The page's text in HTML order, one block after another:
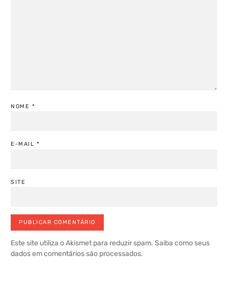
NOME *
E-MAIL *
SITE
Este site utiliza o Akismet para reduzir spam. Saiba como seus
dados em comentários são processados.